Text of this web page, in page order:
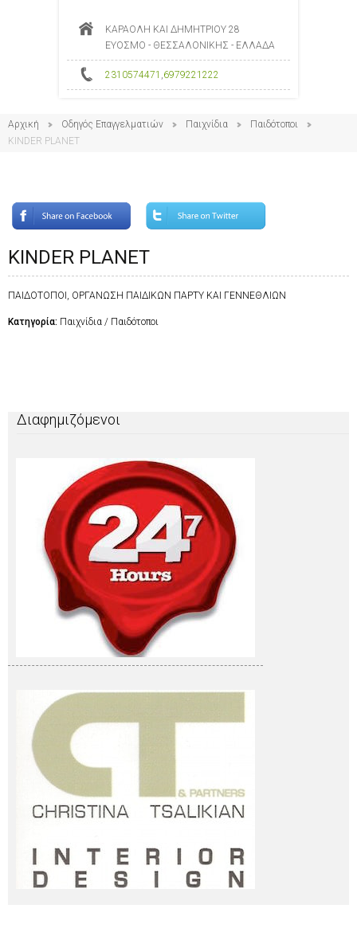
ΚΑΡΑΟΛΗ ΚΑΙ ΔΗΜΗΤΡΙΟΥ 28
ΕΥΟΣΜΟ - ΘΕΣΣΑΛΟΝΙΚΗΣ - ΕΛΛΑΔΑ
2310574471 ,6979221222
Αρχική Οδηγός Επαγγελματιών Παιχνίδια
Παιδότοποι
KINDER PLANET
KINDER PLANET
ΠΑΙΔΟΤΟΠΟΙ, ΟΡΓΑΝΩΣΗ ΠΑΙΔΙΚΩΝ ΠΑΡΤΥ ΚΑΙ ΓΕΝΝΕΘΛΙΩΝ
Κατηγορία: Παιχνίδια / Παιδότοποι
Διαφημιζόμενοι